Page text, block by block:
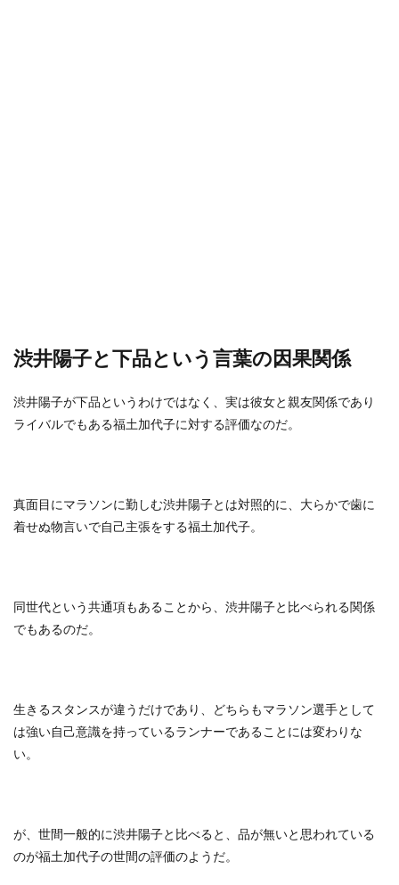
渋井陽子と下品という言葉の因果関係
渋井陽子が下品というわけではなく、実は彼女と親友関係であり
ライバルでもある福土加代子に対する評価なのだ。
真面目にマラソンに勤しむ渋井陽子とは対照的に、大らかで歯に
着せぬ物言いで自己主張をする福土加代子。
同世代という共通項もあることから、渋井陽子と比べられる関係
でもあるのだ。
生きるスタンスが違うだけであり、どちらもマラソン選手として
は強い自己意識を持っているランナーであることには変わりな
い。
が、世間一般的に渋井陽子と比べると、品が無いと思われている
のが福土加代子の世間の評価のようだ。